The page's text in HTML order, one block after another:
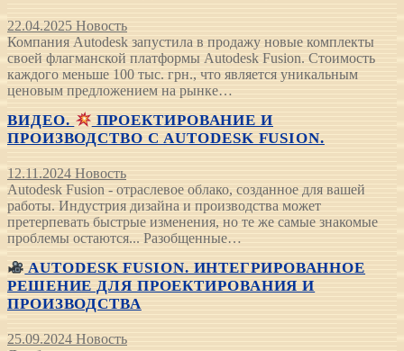
22.04.2025 Новость
Компания Autodesk запустила в продажу новые комплекты
своей флагманской платформы Autodesk Fusion. Стоимость
каждого меньше 100 тыс. грн., что является уникальным
ценовым предложением на рынке…
ВИДЕО.
ПРОЕКТИРОВАНИЕ И
ПРОИЗВОДСТВО С AUTODESK FUSION.
12.11.2024 Новость
Autodesk Fusion - отраслевое облако, созданное для вашей
работы. Индустрия дизайна и производства может
претерпевать быстрые изменения, но те же самые знакомые
проблемы остаются... Разобщенные…
AUTODESK FUSION. ИНТЕГРИРОВАННОЕ
РЕШЕНИЕ ДЛЯ ПРОЕКТИРОВАНИЯ И
ПРОИЗВОДСТВА
25.09.2024 Новость